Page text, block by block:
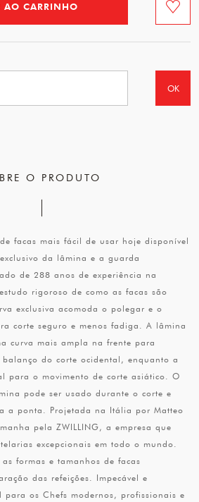
AO CARRINHO
OK
O PRODUTO
facas mais fácil de usar hoje disponível
da lâmina e a guarda
de 288 anos de experiência na
rigoroso de como as facas são
exclusiva acomoda o polegar e o
corte seguro e menos fadiga. A lâmina
curva mais ampla na frente para
do corte ocidental, enquanto a
para o movimento de corte asiático. O
pode ser usado durante o corte e
a ponta. Projetada na Itália por Matteo
pela ZWILLING, a empresa que
excepcionais em todo o mundo.
formas e tamanhos de facas
das refeições. Impecável e
os Chefs modernos, profissionais e